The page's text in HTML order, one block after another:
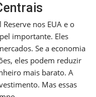
nos EUA e o
importante. Eles
Se a economia
eles podem reduzir
mais barato. A
Mas essas